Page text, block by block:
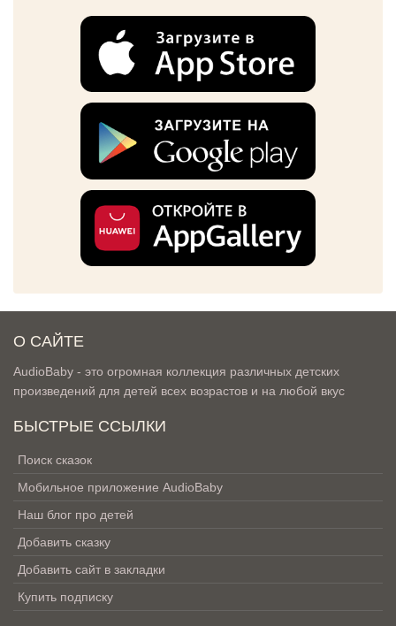
О САЙТЕ
AudioBaby - это огромная коллекция различных детских
произведений для детей всех возрастов и на любой вкус
БЫСТРЫЕ ССЫЛКИ
Поиск сказок
Мобильное приложение AudioBaby
Наш блог про детей
Добавить сказку
Добавить сайт в закладки
Купить подписку